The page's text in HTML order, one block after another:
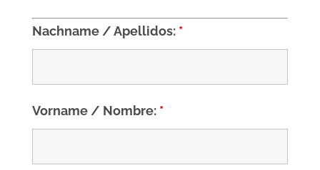
Nachname / Apellidos: *
Vorname / Nombre: *